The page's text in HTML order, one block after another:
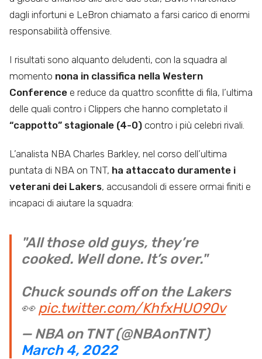
dagli infortuni e LeBron chiamato a farsi carico di enormi
responsabilità offensive.
I risultati sono alquanto deludenti, con la squadra al
momento nona in classifica nella Western
Conference e reduce da quattro sconfitte di fila, l’ultima
delle quali contro i Clippers che hanno completato il
“cappotto” stagionale (4-0) contro i più celebri rivali.
L’analista NBA Charles Barkley, nel corso dell’ultima
puntata di NBA on TNT, ha attaccato duramente i
veterani dei Lakers, accusandoli di essere ormai finiti e
incapaci di aiutare la squadra:
"All those old guys, they’re
cooked. Well done. It’s over."
Chuck sounds off on the Lakers
👀 pic.twitter.com/KhfxHUO90v
— NBA on TNT (@NBAonTNT)
March 4, 2022